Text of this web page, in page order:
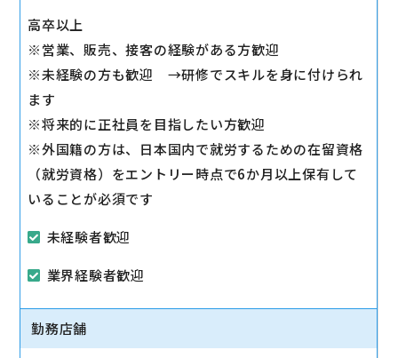
◇販売イベントの運営
◇売場管理/実績管理
売場のレイアウト変更など魅力的なお店作りをお願い
します。
高卒以上
※営業、販売、接客の経験がある方歓迎
※未経験の方も歓迎 →研修でスキルを身に付けられ
ます
※将来的に正社員を目指したい方歓迎
※外国籍の方は、日本国内で就労するための在留資格
（就労資格）をエントリー時点で6か月以上保有して
いることが必須です
未経験者歓迎
業界経験者歓迎
勤務店舗